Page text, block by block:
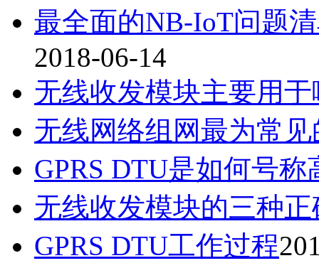
最全面的NB-IoT问题
2018-06-14
无线收发模块主要用
无线网络组网最为常
GPRS DTU是如何号
无线收发模块的三种
GPRS DTU工作过程